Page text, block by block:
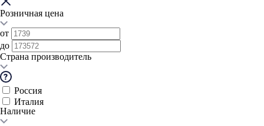
Розничная цена
от
до
Страна производитель
Россия
Италия
Наличие